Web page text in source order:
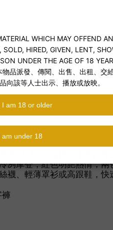
述
型與肩頸線條。下身採
摩登，紅色明艷熱情，
、輕薄罩衫或高跟鞋，
褲